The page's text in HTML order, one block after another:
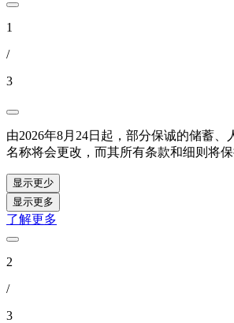
1
/
3
由2026年8月24日起，部分保诚的储蓄、
名称将会更改，而其所有条款和细则将保
显示更少
显示更多
了解更多
2
/
3